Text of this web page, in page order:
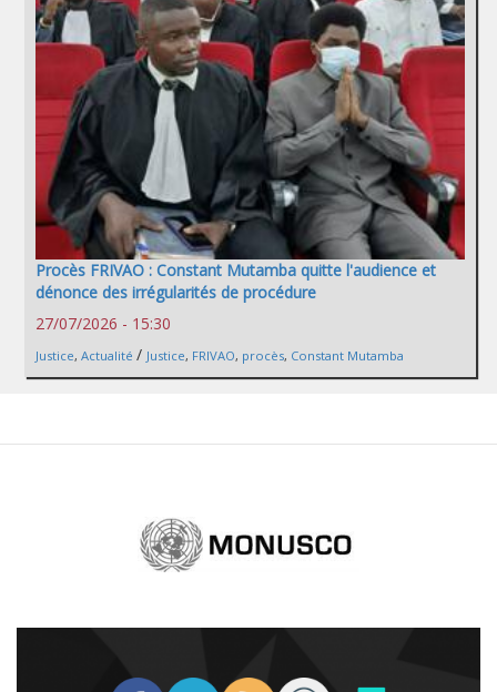
Procès FRIVAO : Constant Mutamba quitte l'audience et
dénonce des irrégularités de procédure
27/07/2026 - 15:30
Justice, Actualité / Justice, FRIVAO, procès, Constant Mutamba